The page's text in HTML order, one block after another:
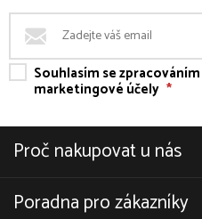
Souhlasím se zpracováním
marketingové účely *
Proč nakupovat u nás
Poradna pro zákazníky